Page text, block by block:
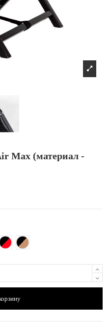
Max (материал -
коричневым
с розовым
Черный с красным
Чёрный с темно-бежевым